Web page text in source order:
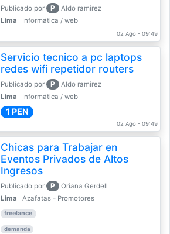
Publicado por P
Aldo ramirez
Lima
Informática / web
02 Ago - 09:49
Servicio tecnico a pc laptops
redes wifi repetidor routers
Publicado por P
Aldo ramirez
Lima
Informática / web
1 PEN
02 Ago - 09:49
Chicas para Trabajar en
Eventos Privados de Altos
Ingresos
Publicado por P
Oriana Gerdell
Lima
Azafatas - Promotores
freelance
demanda